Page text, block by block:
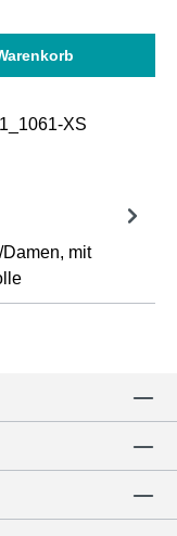
XS
mit